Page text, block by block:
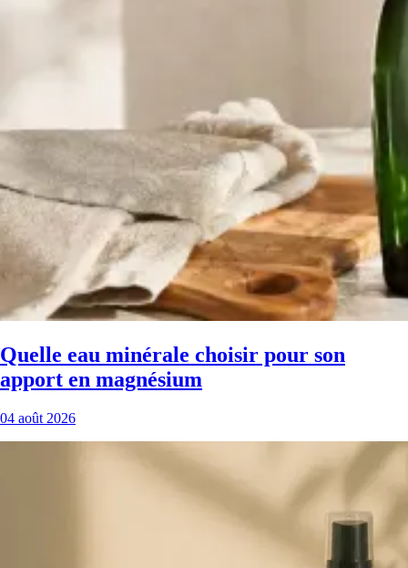
Quelle eau minérale choisir pour son
apport en magnésium
04 août 2026